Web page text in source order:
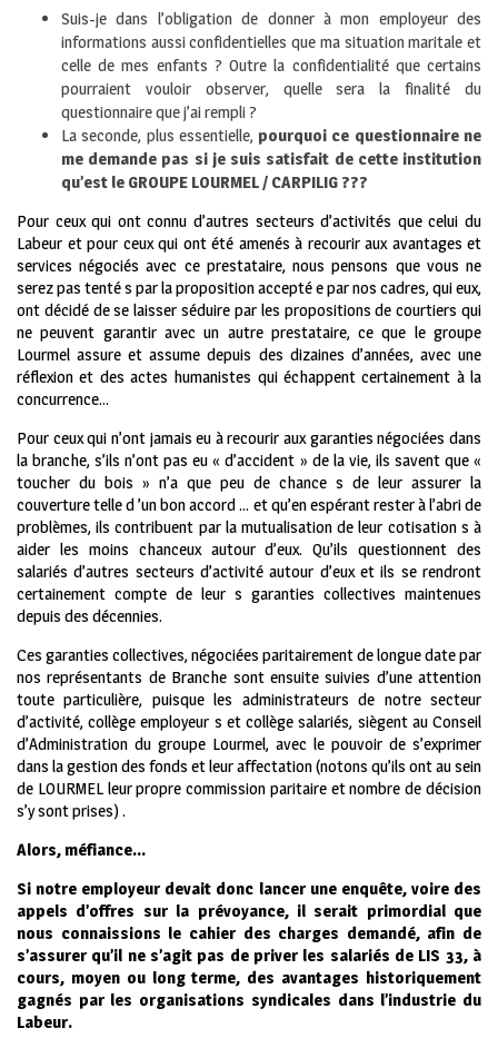
Suis-je dans l’obligation de donner à mon employeur des
informations aussi confidentielles que ma situation maritale et
celle de mes enfants ? Outre la confidentialité que certains
pourraient vouloir observer, quelle sera la finalité du
questionnaire que j’ai rempli ?
La seconde, plus essentielle, pourquoi ce questionnaire ne
me demande pas si je suis satisfait de cette institution
qu’est le GROUPE LOURMEL / CARPILIG ???
Pour ceux qui ont connu d’autres secteurs d’activités que celui du
Labeur et pour ceux qui ont été amenés à recourir aux avantages et
services négociés avec ce prestataire, nous pensons que vous ne
serez pas tenté s par la proposition accepté e par nos cadres, qui eux,
ont décidé de se laisser séduire par les propositions de courtiers qui
ne peuvent garantir avec un autre prestataire, ce que le groupe
Lourmel assure et assume depuis des dizaines d’années, avec une
réflexion et des actes humanistes qui échappent certainement à la
concurrence…
Pour ceux qui n’ont jamais eu à recourir aux garanties négociées dans
la branche, s’ils n’ont pas eu « d’accident » de la vie, ils savent que «
toucher du bois » n’a que peu de chance s de leur assurer la
couverture telle d ’un bon accord … et qu’en espérant rester à l’abri de
problèmes, ils contribuent par la mutualisation de leur cotisation s à
aider les moins chanceux autour d’eux. Qu’ils questionnent des
salariés d’autres secteurs d’activité autour d’eux et ils se rendront
certainement compte de leur s garanties collectives maintenues
depuis des décennies.
Ces garanties collectives, négociées paritairement de longue date par
nos représentants de Branche sont ensuite suivies d’une attention
toute particulière, puisque les administrateurs de notre secteur
d’activité, collège employeur s et collège salariés, siègent au Conseil
d’Administration du groupe Lourmel, avec le pouvoir de s’exprimer
dans la gestion des fonds et leur affectation (notons qu’ils ont au sein
de LOURMEL leur propre commission paritaire et nombre de décision
s’y sont prises) .
Alors, méfiance…
Si notre employeur devait donc lancer une enquête, voire des
appels d’offres sur la prévoyance, il serait primordial que
nous connaissions le cahier des charges demandé, afin de
s’assurer qu’il ne s’agit pas de priver les salariés de LIS 33, à
cours, moyen ou long terme, des avantages historiquement
gagnés par les organisations syndicales dans l’industrie du
Labeur.